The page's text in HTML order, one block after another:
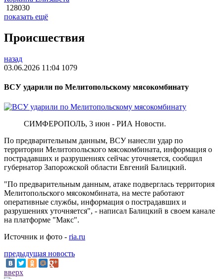
128030
показать ещё
Происшествия
назад
03.06.2026 11:04 1079
ВСУ ударили по Мелитопольскому мясокомбинату
СИМФЕРОПОЛЬ, 3 июн - РИА Новости.
По предварительным данным, ВСУ нанесли удар по
территории Мелитопольского мясокомбината, информация о
пострадавших и разрушениях сейчас уточняется, сообщил
губернатор Запорожской области Евгений Балицкий.
"По предварительным данным, атаке подверглась территория
Мелитопольского мясокомбината, на месте работают
оперативные службы, информация о пострадавших и
разрушениях уточняется", - написал Балицкий в своем канале
на платформе "Макс".
Источник и фото - ria.ru
предыдущая новость
вверх